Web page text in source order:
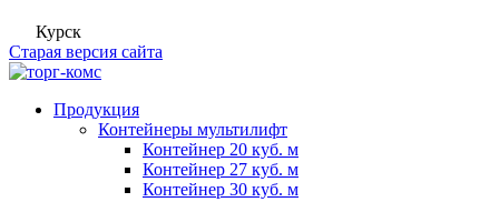
Курск
Старая версия сайта
Продукция
Контейнеры мультилифт
Контейнер 20 куб. м
Контейнер 27 куб. м
Контейнер 30 куб. м